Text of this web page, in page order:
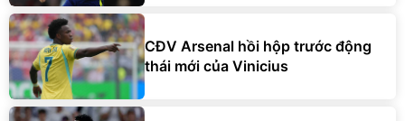
CĐV Arsenal hồi hộp trước động
thái mới của Vinicius